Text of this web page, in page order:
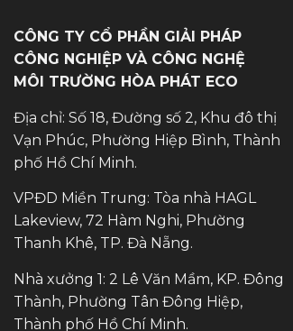
CÔNG TY CỔ PHẦN GIẢI PHÁP
CÔNG NGHIỆP VÀ CÔNG NGHỆ
MÔI TRƯỜNG HÒA PHÁT ECO
Địa chỉ: Số 18, Đường số 2, Khu đô thị
Vạn Phúc, Phường Hiệp Bình, Thành
phố Hồ Chí Minh.
VPĐD Miền Trung: Tòa nhà HAGL
Lakeview, 72 Hàm Nghi, Phường
Thanh Khê, TP. Đà Nẵng.
Nhà xưởng 1: 2 Lê Văn Mầm, KP. Đông
Thành, Phường Tân Đông Hiệp,
Thành phố Hồ Chí Minh.